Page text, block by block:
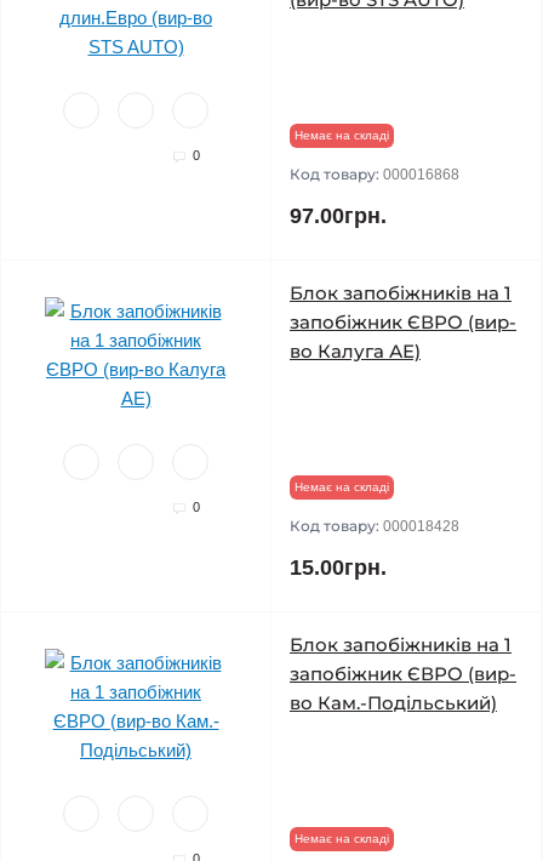
0
Немає на складі
Код товару: 000016868
97.00грн.
0
Блок запобіжників на 1
запобіжник ЄВРО (вир-
во Калуга АЕ)
Немає на складі
Код товару: 000018428
15.00грн.
Блок запобіжників на 1
запобіжник ЄВРО (вир-
во Кам.-Подільський)
Немає на складі